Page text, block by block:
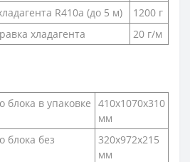
R410a (до 5 м)
1200 г
хладагента
20 г/м
блока в упаковке 410х1070x310
мм
блока без
320x972x215
мм